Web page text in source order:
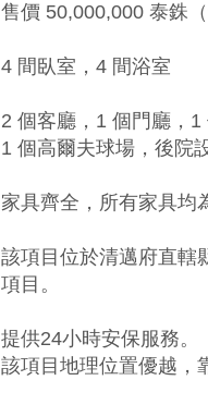
售價 50,000,000 泰銖（
4 間臥室，4 間浴室
2 個客廳，1 個門廳，1
1 個高爾夫球場，後院
家具齊全，所有家具均
該項目位於清邁府直轄
項目。
提供24小時安保服務。
該項目地理位置優越，